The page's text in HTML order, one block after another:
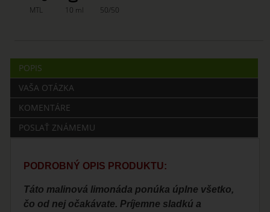
MTL 10 ml 50/50
POPIS
VAŠA OTÁZKA
KOMENTÁRE
POSLAŤ ZNÁMEMU
PODROBNÝ OPIS PRODUKTU:
Táto malinová limonáda ponúka úplne všetko,
čo od nej očakávate. Príjemne sladkú a